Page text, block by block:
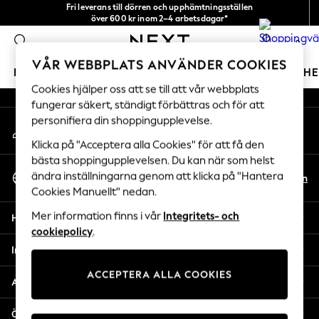
Fri leverans till dörren och upphämtningsställen
över 600 kr inom 2–4 arbetsdagar*
0
FLICKOR POJKAR BABY DAMER HERRAR
GIRLS
New In
50 - 92cm
98 - 110cm
116 - 134cm
140 - 174cm
Trending: Top & Short Sets
Trending: Clogs
All Clothing
Coats & Jackets
Sweatshirts & Hoodies
An error occurred on client
Våra sociala nätverk
Mitt konto
Logga in på ditt konto
Välj Språk
Svenska
Sv En
Hjälp
Integritet & Juridik
Avdelningar
Övriga tjänster
VÅR WEBBPLATS ANVÄNDER COOKIES
Cookies hjälper oss att se till att vår webbplats
fungerar säkert, ständigt förbättras och för att
personifiera din shoppingupplevelse.
Klicka på "Acceptera alla Cookies" för att få den
bästa shoppingupplevelsen. Du kan när som helst
ändra inställningarna genom att klicka på "Hantera
Cookies Manuellt" nedan.
Mer information finns i vår Integritets- och
cookiepolicy.
ACCEPTERA ALLA COOKIES